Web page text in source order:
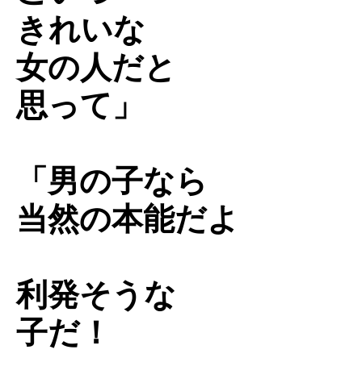
きれいな
女の人だと
思って」
「男の子なら
当然の本能だよ
利発そうな
子だ！